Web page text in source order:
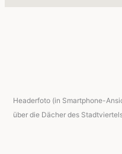
Headerfoto (in Smartphone-
über die Dächer des